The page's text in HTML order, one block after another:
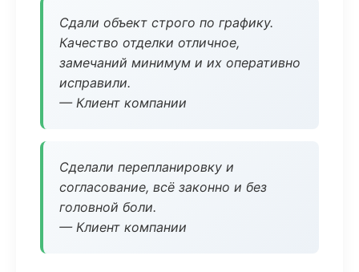
Сдали объект строго по графику.
Качество отделки отличное,
замечаний минимум и их оперативно
исправили.
— Клиент компании
Сделали перепланировку и
согласование, всё законно и без
головной боли.
— Клиент компании